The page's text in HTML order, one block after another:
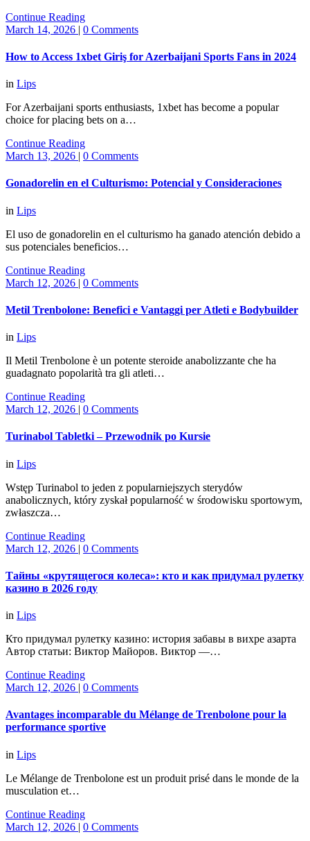
Continue Reading
March 14, 2026 | 0 Comments
How to Access 1xbet Giriş for Azerbaijani Sports Fans in 2024
in Lips
For Azerbaijani sports enthusiasts, 1xbet has become a popular
choice for placing bets on a…
Continue Reading
March 13, 2026 | 0 Comments
Gonadorelin en el Culturismo: Potencial y Consideraciones
in Lips
El uso de gonadorelin en el culturismo ha ganado atención debido a
sus potenciales beneficios…
Continue Reading
March 12, 2026 | 0 Comments
Metil Trenbolone: Benefici e Vantaggi per Atleti e Bodybuilder
in Lips
Il Metil Trenbolone è un potente steroide anabolizzante che ha
guadagnato popolarità tra gli atleti…
Continue Reading
March 12, 2026 | 0 Comments
Turinabol Tabletki – Przewodnik po Kursie
in Lips
Wstęp Turinabol to jeden z popularniejszych sterydów
anabolicznych, który zyskał popularność w środowisku sportowym,
zwłaszcza…
Continue Reading
March 12, 2026 | 0 Comments
Тайны «крутящегося колеса»: кто и как придумал рулетку
казино в 2026 году
in Lips
Кто придумал рулетку казино: история забавы в вихре азарта
Автор статьи: Виктор Майоров. Виктор —…
Continue Reading
March 12, 2026 | 0 Comments
Avantages incomparable du Mélange de Trenbolone pour la
performance sportive
in Lips
Le Mélange de Trenbolone est un produit prisé dans le monde de la
musculation et…
Continue Reading
March 12, 2026 | 0 Comments